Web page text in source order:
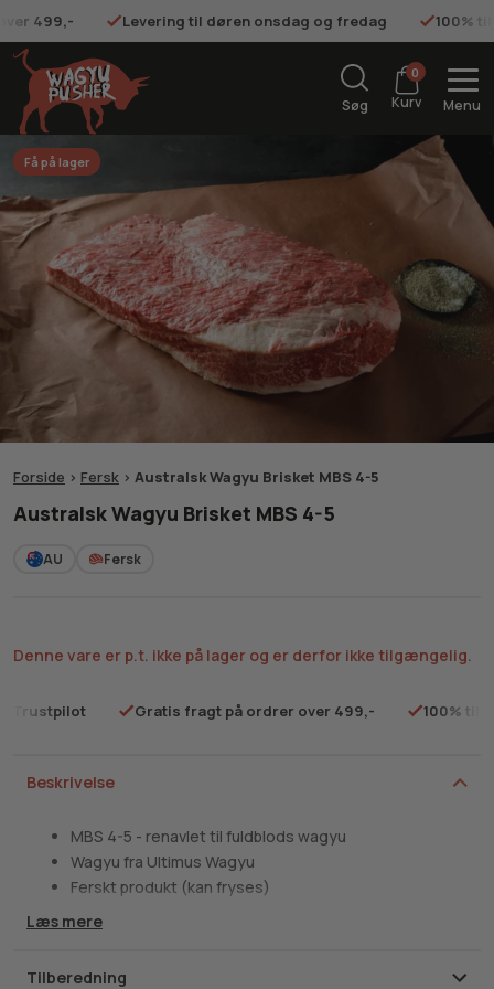
499,- Levering til døren onsdag og fredag 100%
Søg
0
Kurv Menu
Beskrivelse
MBS 4-5 - renavlet til fuldblods wagyu
Wagyu fra Ultimus Wagyu
Ferskt produkt (kan fryses)
På udkig efter et stort stykke wagyu til den lange
Wagyu det perfekte valg! Brisket er en klassiker inden for
Læs mere
Tilberedning
Få på lager
Forside > Fersk > Australsk Wagyu Brisket MBS 4-5
Australsk Wagyu Brisket MBS 4-5
AU Fersk
Denne vare er p.t. ikke på lager og er derfor ikke tilgængelig.
Trustpilot Gratis fragt på ordrer over 499,- 100%